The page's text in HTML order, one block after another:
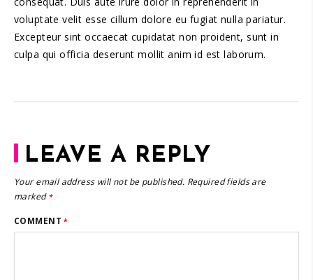
voluptate velit esse cillum dolore eu fugiat nulla pariatur.
Excepteur sint occaecat cupidatat non proident, sunt in
culpa qui officia deserunt mollit anim id est laborum.
LEAVE A REPLY
Your email address will not be published. Required fields are
marked *
COMMENT*